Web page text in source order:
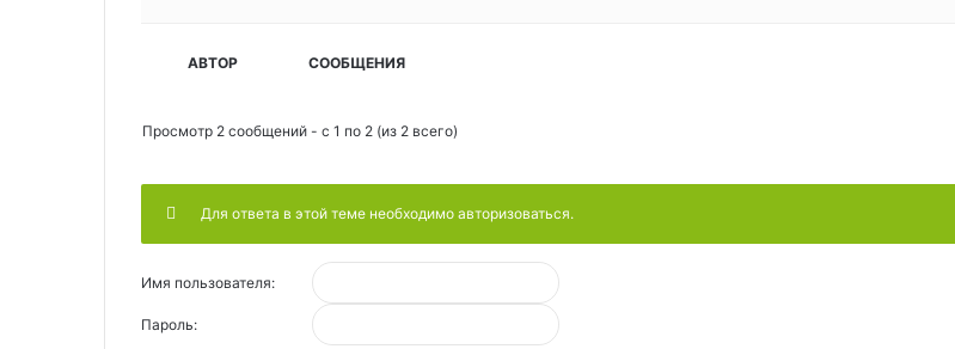
АВТОР СООБЩЕНИЯ
Просмотр 2 сообщений - с 1 по 2 (из 2 всего)
Для ответа в этой теме необходимо авторизоваться.
Имя пользователя:
Пароль: